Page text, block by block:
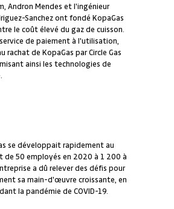
Andron Mendes et l'ingénieur
Sanchez ont fondé KopaGas
le coût élevé du gaz de cuisson.
de paiement à l'utilisation,
rachat de KopaGas par Circle Gas
ainsi les technologies de
se développait rapidement au
de 50 employés en 2020 à 1 200 à
a dû relever des défis pour
sa main-d'œuvre croissante, en
la pandémie de COVID-19.